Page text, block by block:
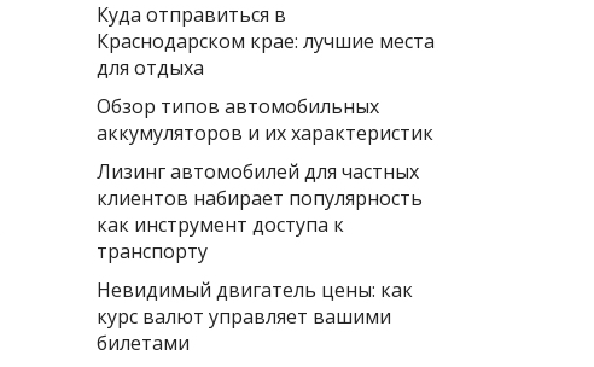
Куда отправиться в
Краснодарском крае: лучшие места
для отдыха
Обзор типов автомобильных
аккумуляторов и их характеристик
Лизинг автомобилей для частных
клиентов набирает популярность
как инструмент доступа к
транспорту
Невидимый двигатель цены: как
курс валют управляет вашими
билетами